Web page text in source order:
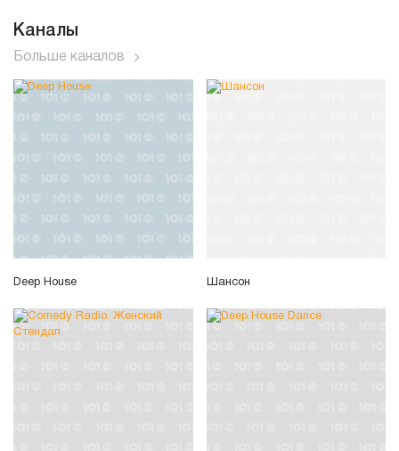
Каналы
Больше каналов
Deep House Шансон